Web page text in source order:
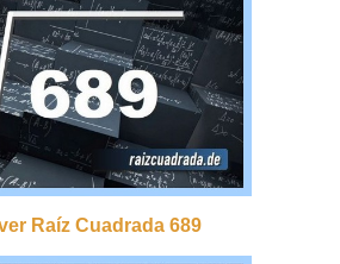
Raíz Cuadrada 689